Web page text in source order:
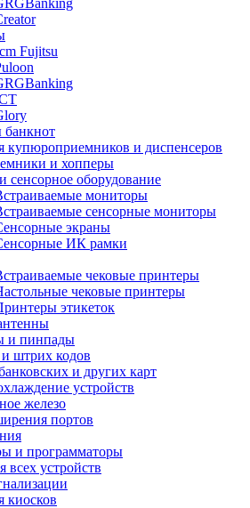
Fujitsu
банкнот
купюроприемников и диспенсеров
и хопперы
оборудование
мониторы
сенсорные мониторы
экраны
ИК рамки
чековые принтеры
чековые принтеры
этикеток
и пинпады
штрих кодов
и других карт
устройств
железо
портов
и программаторы
всех устройств
киосков